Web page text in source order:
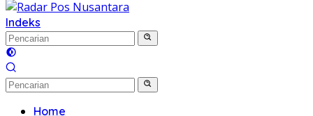
Indeks
Home